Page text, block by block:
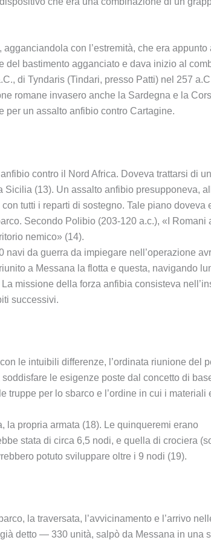
con l’estremità, che era appunto
bastimento agganciato e dava inizio al
di Tyndaris (Tindari, presso Patti) nel 257
romane invasero anche la Sardegna e la
per un assalto anfibio contro Cartagine.
contro il Nord Africa. Doveva trattarsi di
(13). Un assalto anfibio presupponeva,
tutti i reparti di sostegno. Tale piano doveva
Secondo Polibio (203-120 a.c.), «I Romani
nemico» (14).
da guerra da impiegare nell’operazione
a Messana la flotta e questa, navigando
missione della forza anfibia consisteva
successivi.
le intuibili differenze, l’ordinata riunione del
le esigenze poste dal concetto di
per lo sbarco e l’ordine in cui i materiali
la propria armata (18). Le quinqueremi erano
stata di circa 6,5 nodi, e quella di crociera
potuto sviluppare oltre i 9 nodi (19).
la traversata, l’avvicinamento e l’arrivo
detto — 330 unità, salpò da Messana in una